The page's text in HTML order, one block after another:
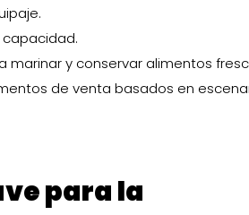
marinar y conservar alimentos
de venta basados ​​en
para la